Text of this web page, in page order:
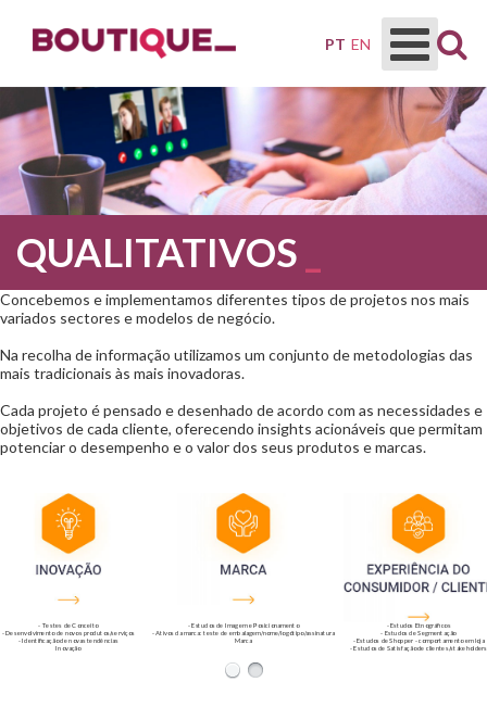
PT EN
QUALITATIVOS
Concebemos e implementamos diferentes tipos de projetos nos mais
variados sectores e modelos de negócio.
Na recolha de informação utilizamos um conjunto de metodologias das
mais tradicionais às mais inovadoras.
Cada projeto é pensado e desenhado de acordo com as necessidades e
objetivos de cada cliente, oferecendo insights acionáveis que permitam
potenciar o desempenho e o valor dos seus produtos e marcas.
- Testes de Conceito
- Desenvolvimento de novos produtos/serviços
- Identificação de novas tendências
Inovação
- Estudos de Imagem e Posicionamento
- Ativos da marca: teste de embalagem/nome/logótipo/assinatura
Marca
- Estudos Etnográficos
- Estudos de Segmentação
- Estudos de Shopper - comportamento em loja
- Estudos de Satisfação de clientes/stakeholders